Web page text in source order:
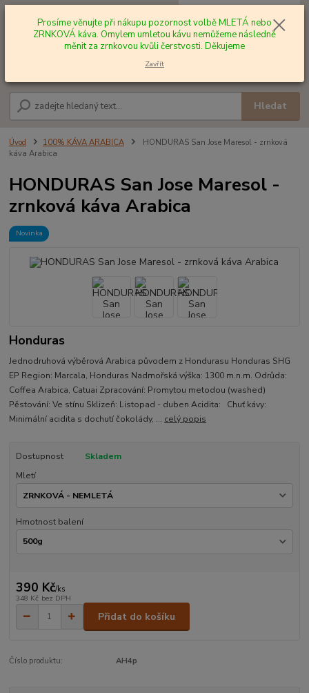
Hledat
+420 602 577 209 za0,00 Kč
Úvod 100% KÁVA ARABICA
HONDURAS San Jose Maresol - zrnková
káva Arabica
HONDURAS San Jose Maresol -
zrnková káva Arabica
Novinka
Honduras
Jednodruhová výběrová Arabica původem z Hondurasu Honduras SHG
EP Region: Marcala, Honduras Nadmořská výška: 1300 m.n.m. Odrůda:
Coffea Arabica, Catuai Zpracování: Promytou metodou (washed)
Pěstování: Ve stínu Sklizeň: Listopad - duben Acidita: Chuť kávy:
Minimální acidita s dochutí čokolády, ... celý popis
Dostupnost
Skladem
Mletí
Hmotnost balení
390 Kč/ks
348 Kč bez DPH
Přidat do košíku
Číslo produktu: AH4p
Prosíme věnujte při nákupu pozornost volbě MLETÁ nebo
ZRNKOVÁ káva. Omylem umletou kávu nemůžeme následně
měnit za zrnkovou kvůli čerstvosti. Děkujeme
Zavřít